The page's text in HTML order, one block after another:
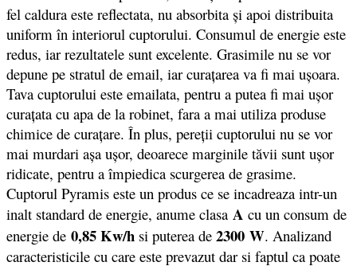
fel caldura este reflectata, nu absorbita şi apoi distribuita
uniform în interiorul cuptorului. Consumul de energie este
redus, iar rezultatele sunt excelente. Grasimile nu se vor
depune pe stratul de email, iar curaţarea va fi mai uşoara.
Tava cuptorului este emailata, pentru a putea fi mai ușor
curațata cu apa de la robinet, fara a mai utiliza produse
chimice de curațare. În plus, pereții cuptorului nu se vor
mai murdari așa ușor, deoarece marginile tăvii sunt ușor
ridicate, pentru a împiedica scurgerea de grasime.
Cuptorul Pyramis este un produs ce se incadreaza intr-un
inalt standard de energie, anume clasa A cu un consum de
energie de 0,85 Kw/h si puterea de 2300 W. Analizand
caracteristicile cu care este prevazut dar si faptul ca poate